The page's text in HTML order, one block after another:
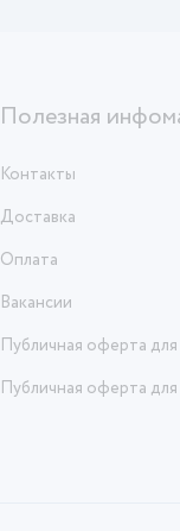
Полезная
Контакты
Доставка
Оплата
Вакансии
Публичная оферта
Публичная оферта